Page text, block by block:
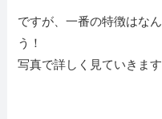
ですが、一番の特徴はな
う！
写真で詳しく見ていきます